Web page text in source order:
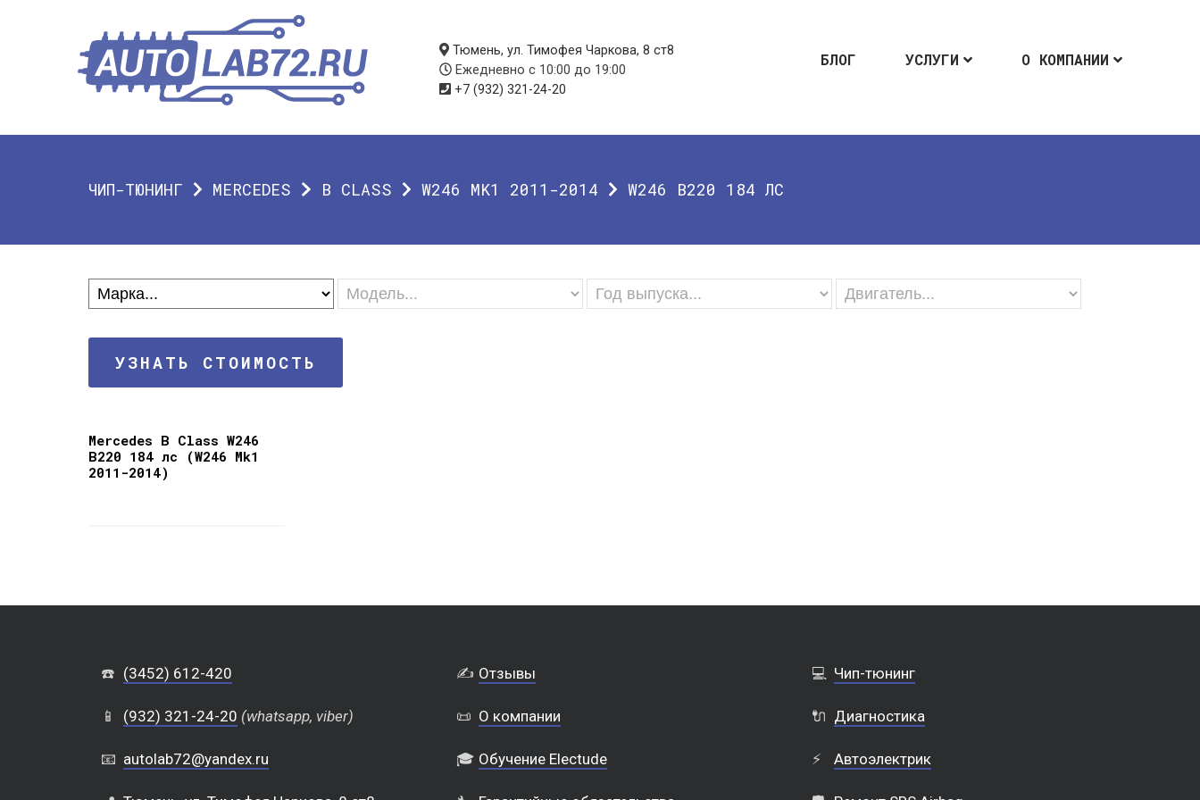
БЛОГ УСЛУГИ О КОМПАНИИ
Тюмень, ул. Тимофея Чаркова, 8 ст8
Ежедневно с 10:00 до 19:00
+7 (932) 321-24-20
ЧИП-ТЮНИНГ MERCEDES B CLASS W246 MK1 2011-2014 W246 B220 184 ЛС
УЗНАТЬ СТОИМОСТЬ
Mercedes B Class W246
B220 184 лс (W246 Mk1
2011-2014)
☎️ (3452) 612-420
📱 (932) 321-24-20 (whatsapp, viber)
📧 autolab72@yandex.ru
✍️ Отзывы
📜 О компании
🎓 Обучение Electude
💻 Чип-тюнинг
🔌 Диагностика
⚡ Автоэлектрик